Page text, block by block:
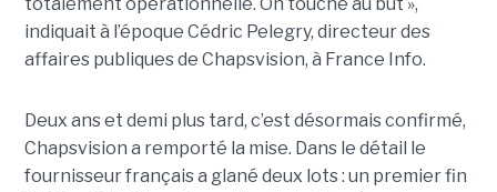
totalement opérationnelle. On touche au but »,
indiquait à l’époque Cédric Pelegry, directeur des
affaires publiques de Chapsvision, à France Info.
Deux ans et demi plus tard, c’est désormais confirmé,
Chapsvision a remporté la mise. Dans le détail le
fournisseur français a glané deux lots : un premier fin